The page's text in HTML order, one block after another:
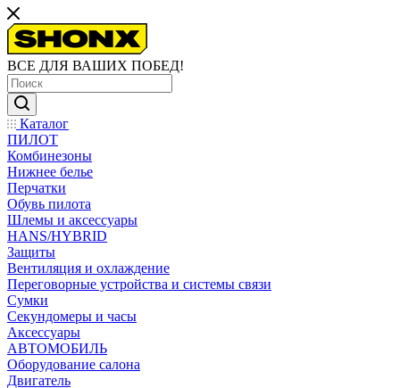
ВСЕ ДЛЯ ВАШИХ ПОБЕД!
Каталог
ПИЛОТ
Комбинезоны
Нижнее белье
Перчатки
Обувь пилота
Шлемы и аксессуары
HANS/HYBRID
Защиты
Вентиляция и охлаждение
Переговорные устройства и системы связи
Сумки
Секундомеры и часы
Аксессуары
АВТОМОБИЛЬ
Оборудование салона
Двигатель